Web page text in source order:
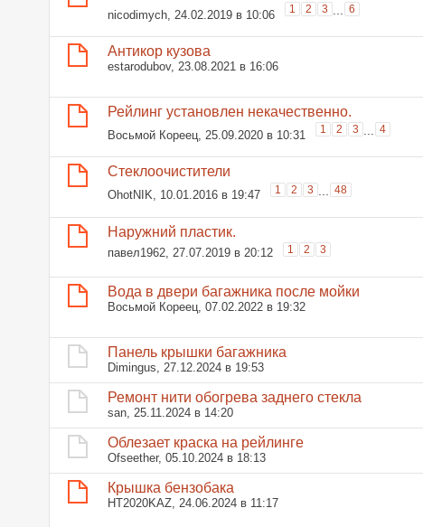
nicodimych, 24.02.2019 в 10:06 1 2 3 ... 6
Антикор кузова
estarodubov, 23.08.2021 в 16:06
Рейлинг установлен некачественно.
Восьмой Кореец, 25.09.2020 в 10:31 1 2 3 ... 4
Стеклоочистители
OhotNIK , 10.01.2016 в 19:47 1 2 3 48
Наружний пластик.
павел1962, 27.07.2019 в 20:12 1 2 3
Вода в двери багажника после мойки
Восьмой Кореец, 07.02.2022 в 19:32
Панель крышки багажника
Dimingus , 27.12.2024 в 19:53
Ремонт нити обогрева заднего стекла
san, 25.11.2024 в 14:20
Облезает краска на рейлинге
Ofseether, 05.10.2024 в 18:13
Крышка бензобака
HT2020KAZ, 24.06.2024 в 11:17